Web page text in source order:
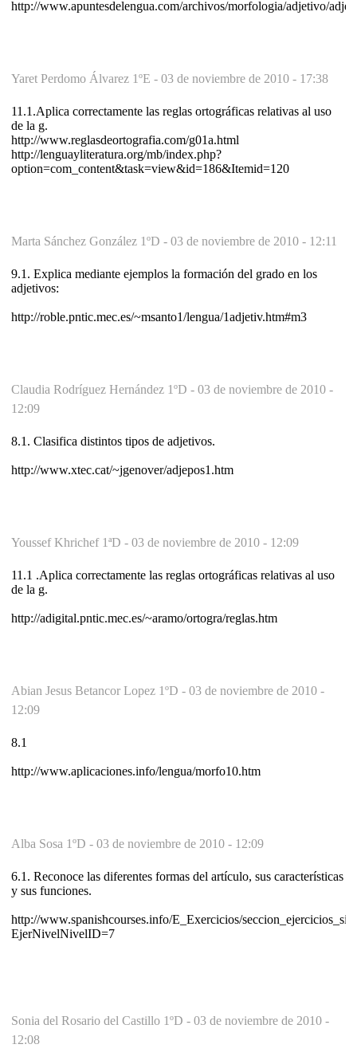
http://www.apuntesdelengua.com/archivos/morfologia/adjetivo/
Yaret Perdomo Álvarez 1ºE - 03 de noviembre de 2010 - 17:38
11.1.Aplica correctamente las reglas ortográficas relativas al uso
de la g.
http://www.reglasdeortografia.com/g01a.html
http://lenguayliteratura.org/mb/index.php?
option=com_content&task=view&id=186&Itemid=120
Marta Sánchez González 1ºD - 03 de noviembre de 2010 - 12:11
9.1. Explica mediante ejemplos la formación del grado en los
adjetivos:
http://roble.pntic.mec.es/~msanto1/lengua/1adjetiv.htm#m3
Claudia Rodríguez Hernández 1ºD - 03 de noviembre de 2010 -
12:09
8.1. Clasifica distintos tipos de adjetivos.
http://www.xtec.cat/~jgenover/adjepos1.htm
Youssef Khrichef 1ªD - 03 de noviembre de 2010 - 12:09
11.1 .Aplica correctamente las reglas ortográficas relativas al uso
de la g.
http://adigital.pntic.mec.es/~aramo/ortogra/reglas.htm
Abian Jesus Betancor Lopez 1ºD - 03 de noviembre de 2010 -
12:09
8.1
http://www.aplicaciones.info/lengua/morfo10.htm
Alba Sosa 1ºD - 03 de noviembre de 2010 - 12:09
6.1. Reconoce las diferentes formas del artículo, sus características
y sus funciones.
http://www.spanishcourses.info/E_Exercicios/
EjerNivelNivelID=7
Sonia del Rosario del Castillo 1ºD - 03 de noviembre de 2010 -
12:08